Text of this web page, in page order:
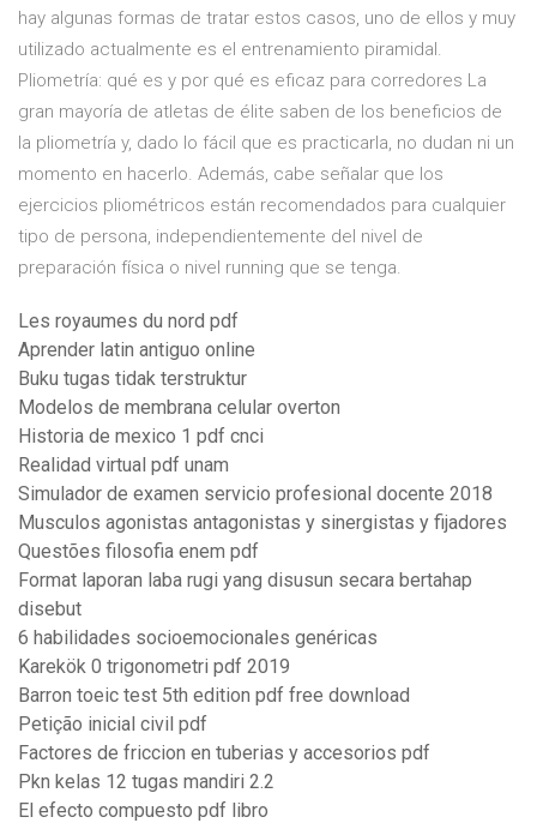
hay algunas formas de tratar estos casos, uno de ellos y muy
utilizado actualmente es el entrenamiento piramidal.
Pliometría: qué es y por qué es eficaz para corredores La
gran mayoría de atletas de élite saben de los beneficios de
la pliometría y, dado lo fácil que es practicarla, no dudan ni un
momento en hacerlo. Además, cabe señalar que los
ejercicios pliométricos están recomendados para cualquier
tipo de persona, independientemente del nivel de
preparación física o nivel running que se tenga.
Les royaumes du nord pdf
Aprender latin antiguo online
Buku tugas tidak terstruktur
Modelos de membrana celular overton
Historia de mexico 1 pdf cnci
Realidad virtual pdf unam
Simulador de examen servicio profesional docente 2018
Musculos agonistas antagonistas y sinergistas y fijadores
Questões filosofia enem pdf
Format laporan laba rugi yang disusun secara bertahap
disebut
6 habilidades socioemocionales genéricas
Karekök 0 trigonometri pdf 2019
Barron toeic test 5th edition pdf free download
Petição inicial civil pdf
Factores de friccion en tuberias y accesorios pdf
Pkn kelas 12 tugas mandiri 2.2
El efecto compuesto pdf libro